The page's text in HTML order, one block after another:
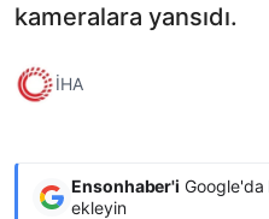
kameralara yansıdı.
İHA
Ensonhaber'i Google'da
ekleyin